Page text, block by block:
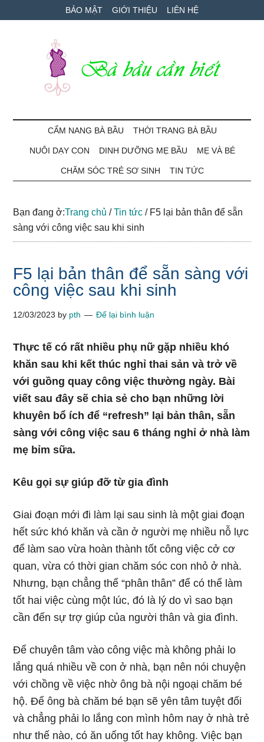
to
to
qua
BẢO MẬT GIỚI THIỆU LIÊN HỆ
Bà
Bầu
Cần
Biết
bé
CẨM NANG BÀ BẦU THỜI TRANG BÀ BẦU
NUÔI DẠY CON DINH DƯỠNG MẸ BẦU MẸ VÀ BÉ
CHĂM SÓC TRẺ SƠ SINH TIN TỨC
Bạn đang ở:Trang chủ / Tin tức /F5 lại bản thân để sẵn
sàng với công việc sau khi sinh
F5 lại bản thân để sẵn sàng với
công việc sau khi sinh
12/03/2023 by pth Để lại bình luận
Thực tế có rất nhiều phụ nữ gặp nhiều khó
khăn sau khi kết thúc nghỉ thai sản và trở về
với guồng quay công việc thường ngày. Bài
viết sau đây sẽ chia sẻ cho bạn những lời
khuyên bổ ích để “refresh” lại bản thân, sẵn
sàng với công việc sau 6 tháng nghỉ ở nhà làm
mẹ bỉm sữa.
Kêu gọi sự giúp đỡ từ gia đình
Giai đoạn mới đi làm lại sau sinh là một giai đoạn
hết sức khó khăn và cần ở người mẹ nhiều nỗ lực
để làm sao vừa hoàn thành tốt công việc cở cơ
quan, vừa có thời gian chăm sóc con nhỏ ở nhà.
Nhưng, bạn chẳng thể “phân thân” để có thể làm
tốt hai việc cùng một lúc, đó là lý do vì sao bạn
cần đến sự trợ giúp của người thân và gia đình.
Để chuyên tâm vào công việc mà không phải lo
lắng quá nhiều về con ở nhà, bạn nên nói chuyện
với chồng về việc nhờ ông bà nội ngoại chăm bé
hộ. Để ông bà chăm bé bạn sẽ yên tâm tuyệt đối
và chẳng phải lo lắng con mình hôm nay ở nhà trẻ
như thế nào, có ăn uống tốt hay không. Việc bạn